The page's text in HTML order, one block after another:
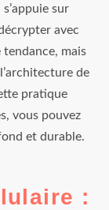
sur
avec
tendance, mais
de
pratique
vous pouvez
et durable.
: